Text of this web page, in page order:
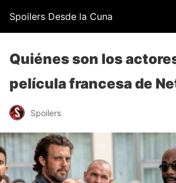
Spoilers Desde la Cuna
Quiénes son los
película francesa de
Spoilers